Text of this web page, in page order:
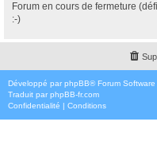
Forum en cours de fermeture
:-)
Développé par phpBB® Forum
Traduit par phpBB-fr.com
Confidentialité | Conditions